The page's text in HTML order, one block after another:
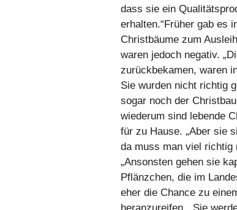
dass sie ein
erhalten.“Früher gab es
Christbäume zum
waren jedoch negativ.
zurückbekamen, waren
Sie wurden nicht richtig
sogar noch der
wiederum sind lebende
für zu Hause. „Aber sie
da muss man viel richtig
„Ansonsten gehen sie
Pflänzchen, die im
eher die Chance zu